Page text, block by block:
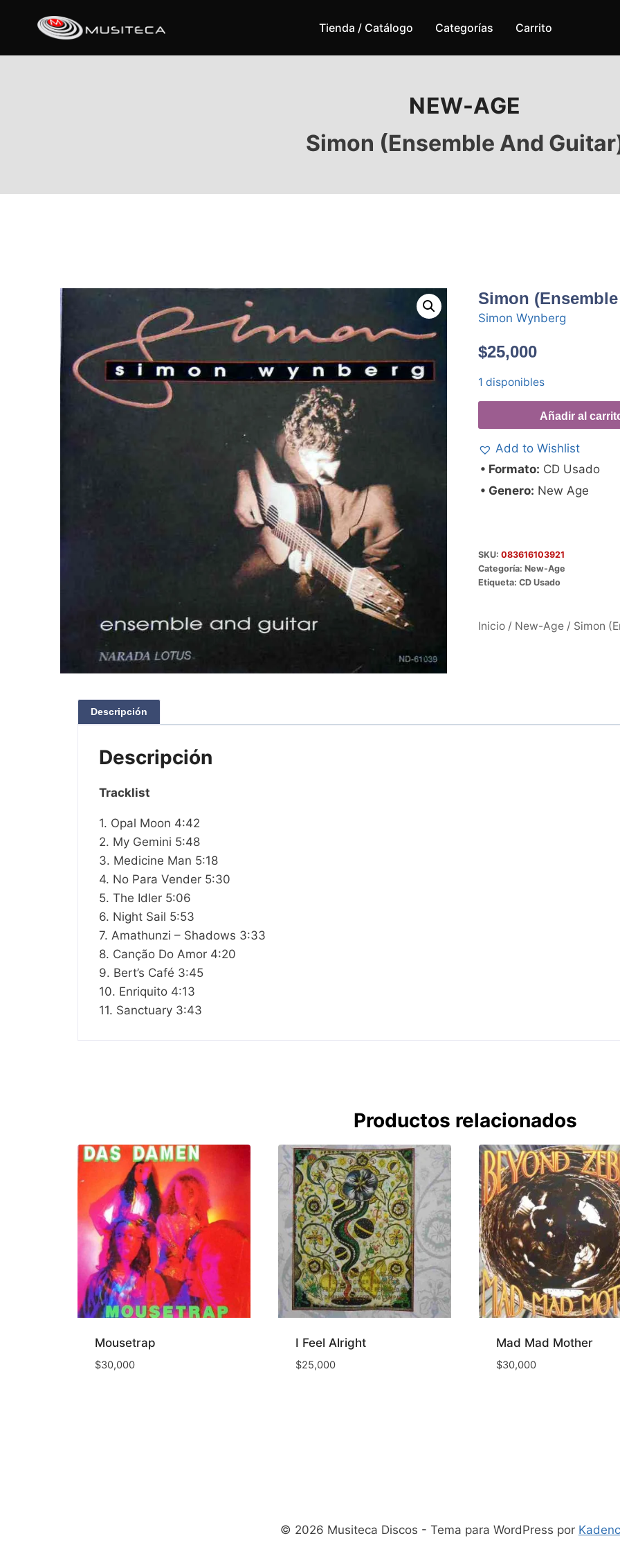
Tienda / Catálogo Categorías Carrito
NEW-AGE
Simon (Ensemble And
Simon
Simon Wynberg
$25,000
1 disponibles
Añadir al
Add to Wishlist
• Formato: CD Usado
• Genero: New Age
SKU: 083616103921
Categoría: New-Age
Etiqueta: CD Usado
Inicio/ New-Age/ Simon
Descripción
Descripción
Tracklist
1. Opal Moon 4:42
2. My Gemini 5:48
3. Medicine Man 5:18
4. No Para Vender 5:30
5. The Idler 5:06
6. Night Sail 5:53
7. Amathunzi – Shadows 3:33
8. Canção Do Amor 4:20
9. Bert’s Café 3:45
10. Enriquito 4:13
11. Sanctuary 3:43
Productos relacionados
Mousetrap
$30,000
I Feel Alright
$25,000
Mad Mad Mother
$30,000
© 2026 Musiteca Discos - Tema para WordPress por